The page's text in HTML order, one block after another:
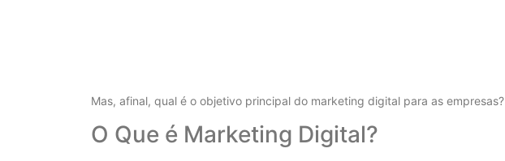
Mas, afinal, qual é o objetivo principal do marketing digital para as empresas?
O Que é Marketing Digital?